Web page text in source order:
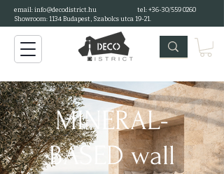
email: info@decodistrict.hu
tel: +36-30/559 0260
Showroom: 1134 Budapest, Szabolcs utca 19-21.
MINERAL-
BASED wall